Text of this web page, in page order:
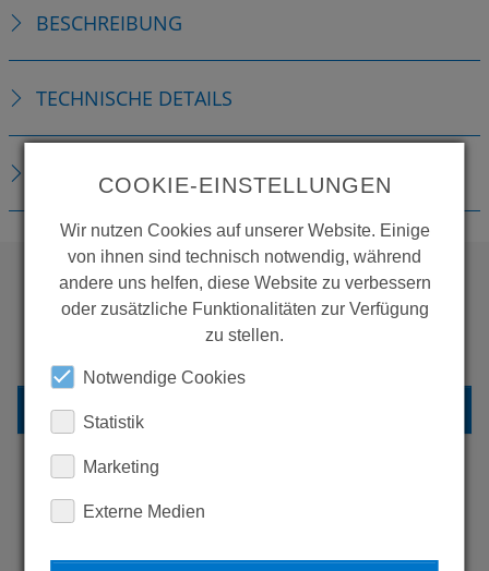
BESCHREIBUNG
TECHNISCHE DETAILS
DOWNLOADS
WOLLEN SIE MEHR
ZURÜCK ZUR ÜBERSICHT
ERFAHREN SIE MEHR ÜBER
COOKIE-EINSTELLUNGEN
Wir nutzen Cookies auf unserer Website. Einige
von ihnen sind technisch notwendig, während
andere uns helfen, diese Website zu verbessern
oder zusätzliche Funktionalitäten zur Verfügung
zu stellen.
Notwendige Cookies
Statistik
Marketing
Externe Medien